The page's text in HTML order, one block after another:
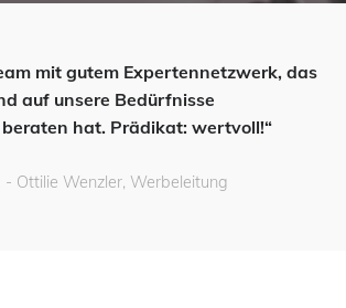
mit gutem Expertennetzwerk, das
auf unsere Bedürfnisse
hat. Prädikat: wertvoll!“
Ottilie Wenzler, Werbeleitung